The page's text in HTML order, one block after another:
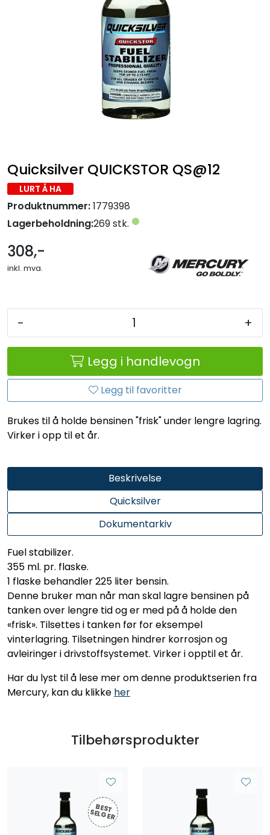
Quicksilver QUICKSTOR QS@12
LURT Å HA
Produktnummer:1779398
Lagerbeholdning:269 stk.
308,-
inkl. mva.
- +
Legg i handlevogn
Legg til favoritter
Brukes til å holde bensinen "frisk" under lengre lagring.
Virker i opp til et år.
Beskrivelse
Quicksilver
Dokumentarkiv
Fuel stabilizer.
355 ml. pr. flaske.
1 flaske behandler 225 liter bensin.
Denne bruker man når man skal lagre bensinen på
tanken over lengre tid og er med på å holde den
«frisk». Tilsettes i tanken før for eksempel
vinterlagring. Tilsetningen hindrer korrosjon og
avleiringer i drivstoffsystemet. Virker i opptil et år.
Har du lyst til å lese mer om denne produktserien fra
Mercury, kan du klikke her
Tilbehørsprodukter
BEST
SELG
ER